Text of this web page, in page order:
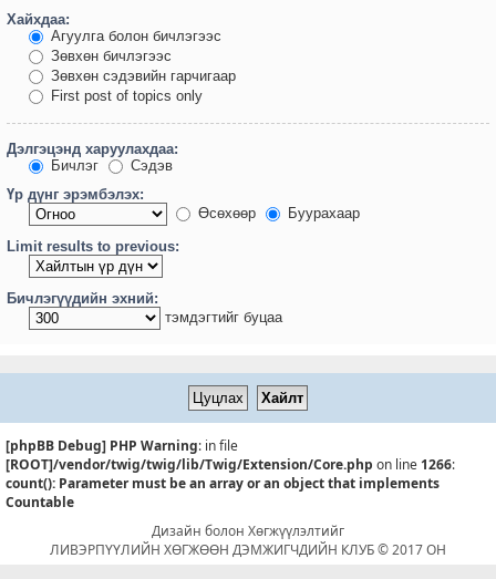
Хайхдаа:
Агуулга болон бичлэгээс
Зөвхөн бичлэгээс
Зөвхөн сэдэвийн гарчигаар
First post of topics only
Дэлгэцэнд харуулахдаа:
Бичлэг
Сэдэв
Үр дүнг эрэмбэлэх:
Өсөхөөр
Буурахаар
Limit results to previous:
Бичлэгүүдийн эхний:
тэмдэгтийг буцаа
[phpBB Debug] PHP Warning: in file
[ROOT]/vendor/twig/twig/lib/Twig/Extension/Core.php on line 1266:
count(): Parameter must be an array or an object that implements
Countable
Дизайн болон Хөгжүүлэлтийг
ЛИВЭРПҮҮЛИЙН ХӨГЖӨӨН ДЭМЖИГЧДИЙН КЛУБ © 2017 ОН